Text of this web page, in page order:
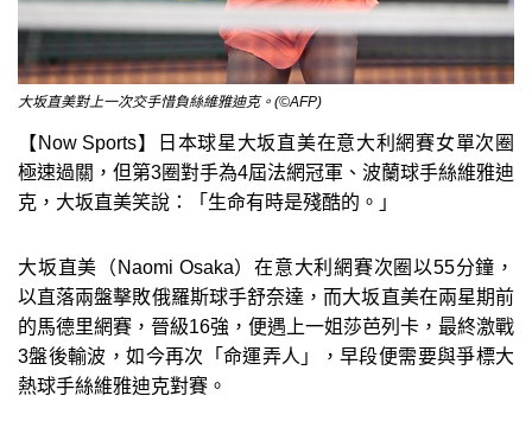
大坂直美對上一次交手惜負絲維雅迪克。(©AFP)
【Now Sports】日本球星大坂直美在意大利網賽女單次圈
極速過關，但第3圈對手為4屆法網冠軍、波蘭球手絲維雅迪
克，大坂直美笑說：「生命有時是殘酷的。」
大坂直美（Naomi Osaka）在意大利網賽次圈以55分鐘，
以直落兩盤擊敗俄羅斯球手舒奈達，而大坂直美在兩星期前
的馬德里網賽，晉級16強，便遇上一姐莎芭列卡，最終激戰
3盤後輸波，如今再次「命運弄人」，早段便需要與爭標大
熱球手絲維雅迪克對賽。